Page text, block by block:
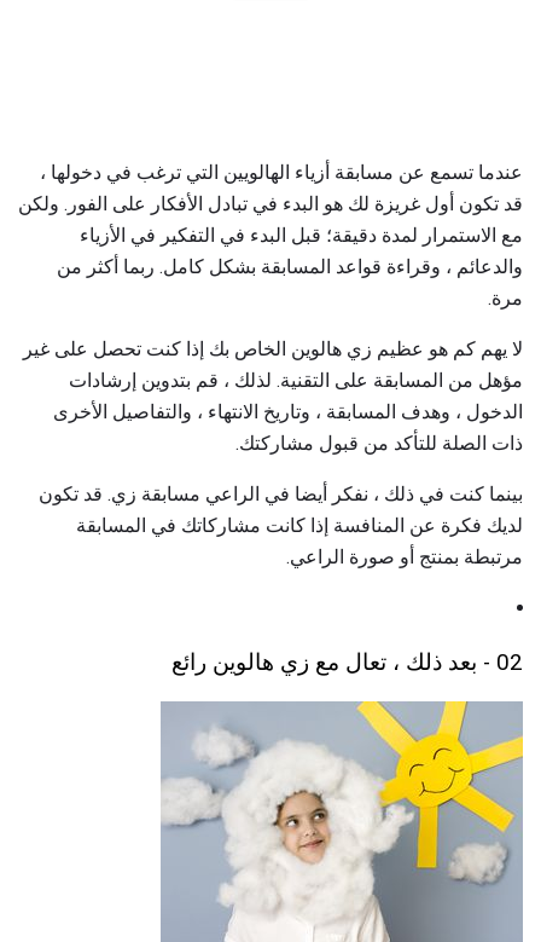
عندما تسمع عن مسابقة أزياء الهالويين التي ترغب في دخولها ،
قد تكون أول غريزة لك هو البدء في تبادل الأفكار على الفور. ولكن
مع الاستمرار لمدة دقيقة؛ قبل البدء في التفكير في الأزياء
والدعائم ، وقراءة قواعد المسابقة بشكل كامل. ربما أكثر من
مرة.
لا يهم كم هو عظيم زي هالوين الخاص بك إذا كنت تحصل على غير
مؤهل من المسابقة على التقنية. لذلك ، قم بتدوين إرشادات
الدخول ، وهدف المسابقة ، وتاريخ الانتهاء ، والتفاصيل الأخرى
ذات الصلة للتأكد من قبول مشاركتك.
بينما كنت في ذلك ، نفكر أيضا في الراعي مسابقة زي. قد تكون
لديك فكرة عن المنافسة إذا كانت مشاركاتك في المسابقة
مرتبطة بمنتج أو صورة الراعي.
02 - بعد ذلك ، تعال مع زي هالوين رائع